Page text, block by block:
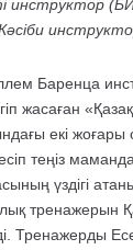
инструктор
Баренца
жасаған
екі жоғары
теңіз
үздігі
тренажерын
Тренажерды